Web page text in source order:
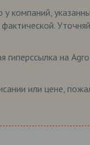
у компаний,
гиперссылка на
или цене,